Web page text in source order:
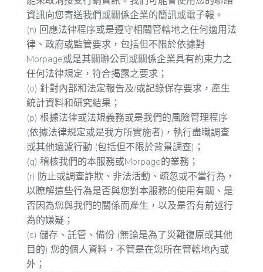
資訊向您寄送我們或關係企業的簡訊或電子報。
(n) 回應法律程序或是遵守相關管轄地之任何適用法
律、政府或監管要求，包括但不限於依據對
Morpage或是其關聯公司或關係企業具有約束力之
任何法律規定，符合揭露之要求；
(o) 針對內部和法定報告及/或記錄保存要求，產生
統計資料和研究結果；
(p) 根據法律或法規義務或是我們的風險管理程序
(依據法律規定或是我方所實施者)，執行盡職調查
或其他過濾行動 (包括但不限於背景調查)；
(q) 稽核我們的本服務或Morpage的業務；
(r) 防止或調查詐欺、非法活動、疏忽或不當行為，
以瞭解這些行為是否與您對本服務的使用有關、是
否因為您與我們的關係而產生，以及是否有前述行
為的嫌疑；
(s) 儲存、託管、備份 (無論是為了災難復原或其他
目的) 您的個人資料，不管是在您所在管轄地內或
外；